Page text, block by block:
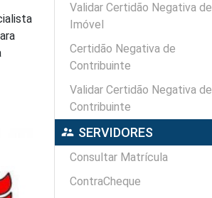
Validar Certidão Negativa de
Imóvel
Certidão Negativa de
Contribuinte
Validar Certidão Negativa de
Contribuinte
supervisor_account SERVIDORES
Consultar Matrícula
ContraCheque